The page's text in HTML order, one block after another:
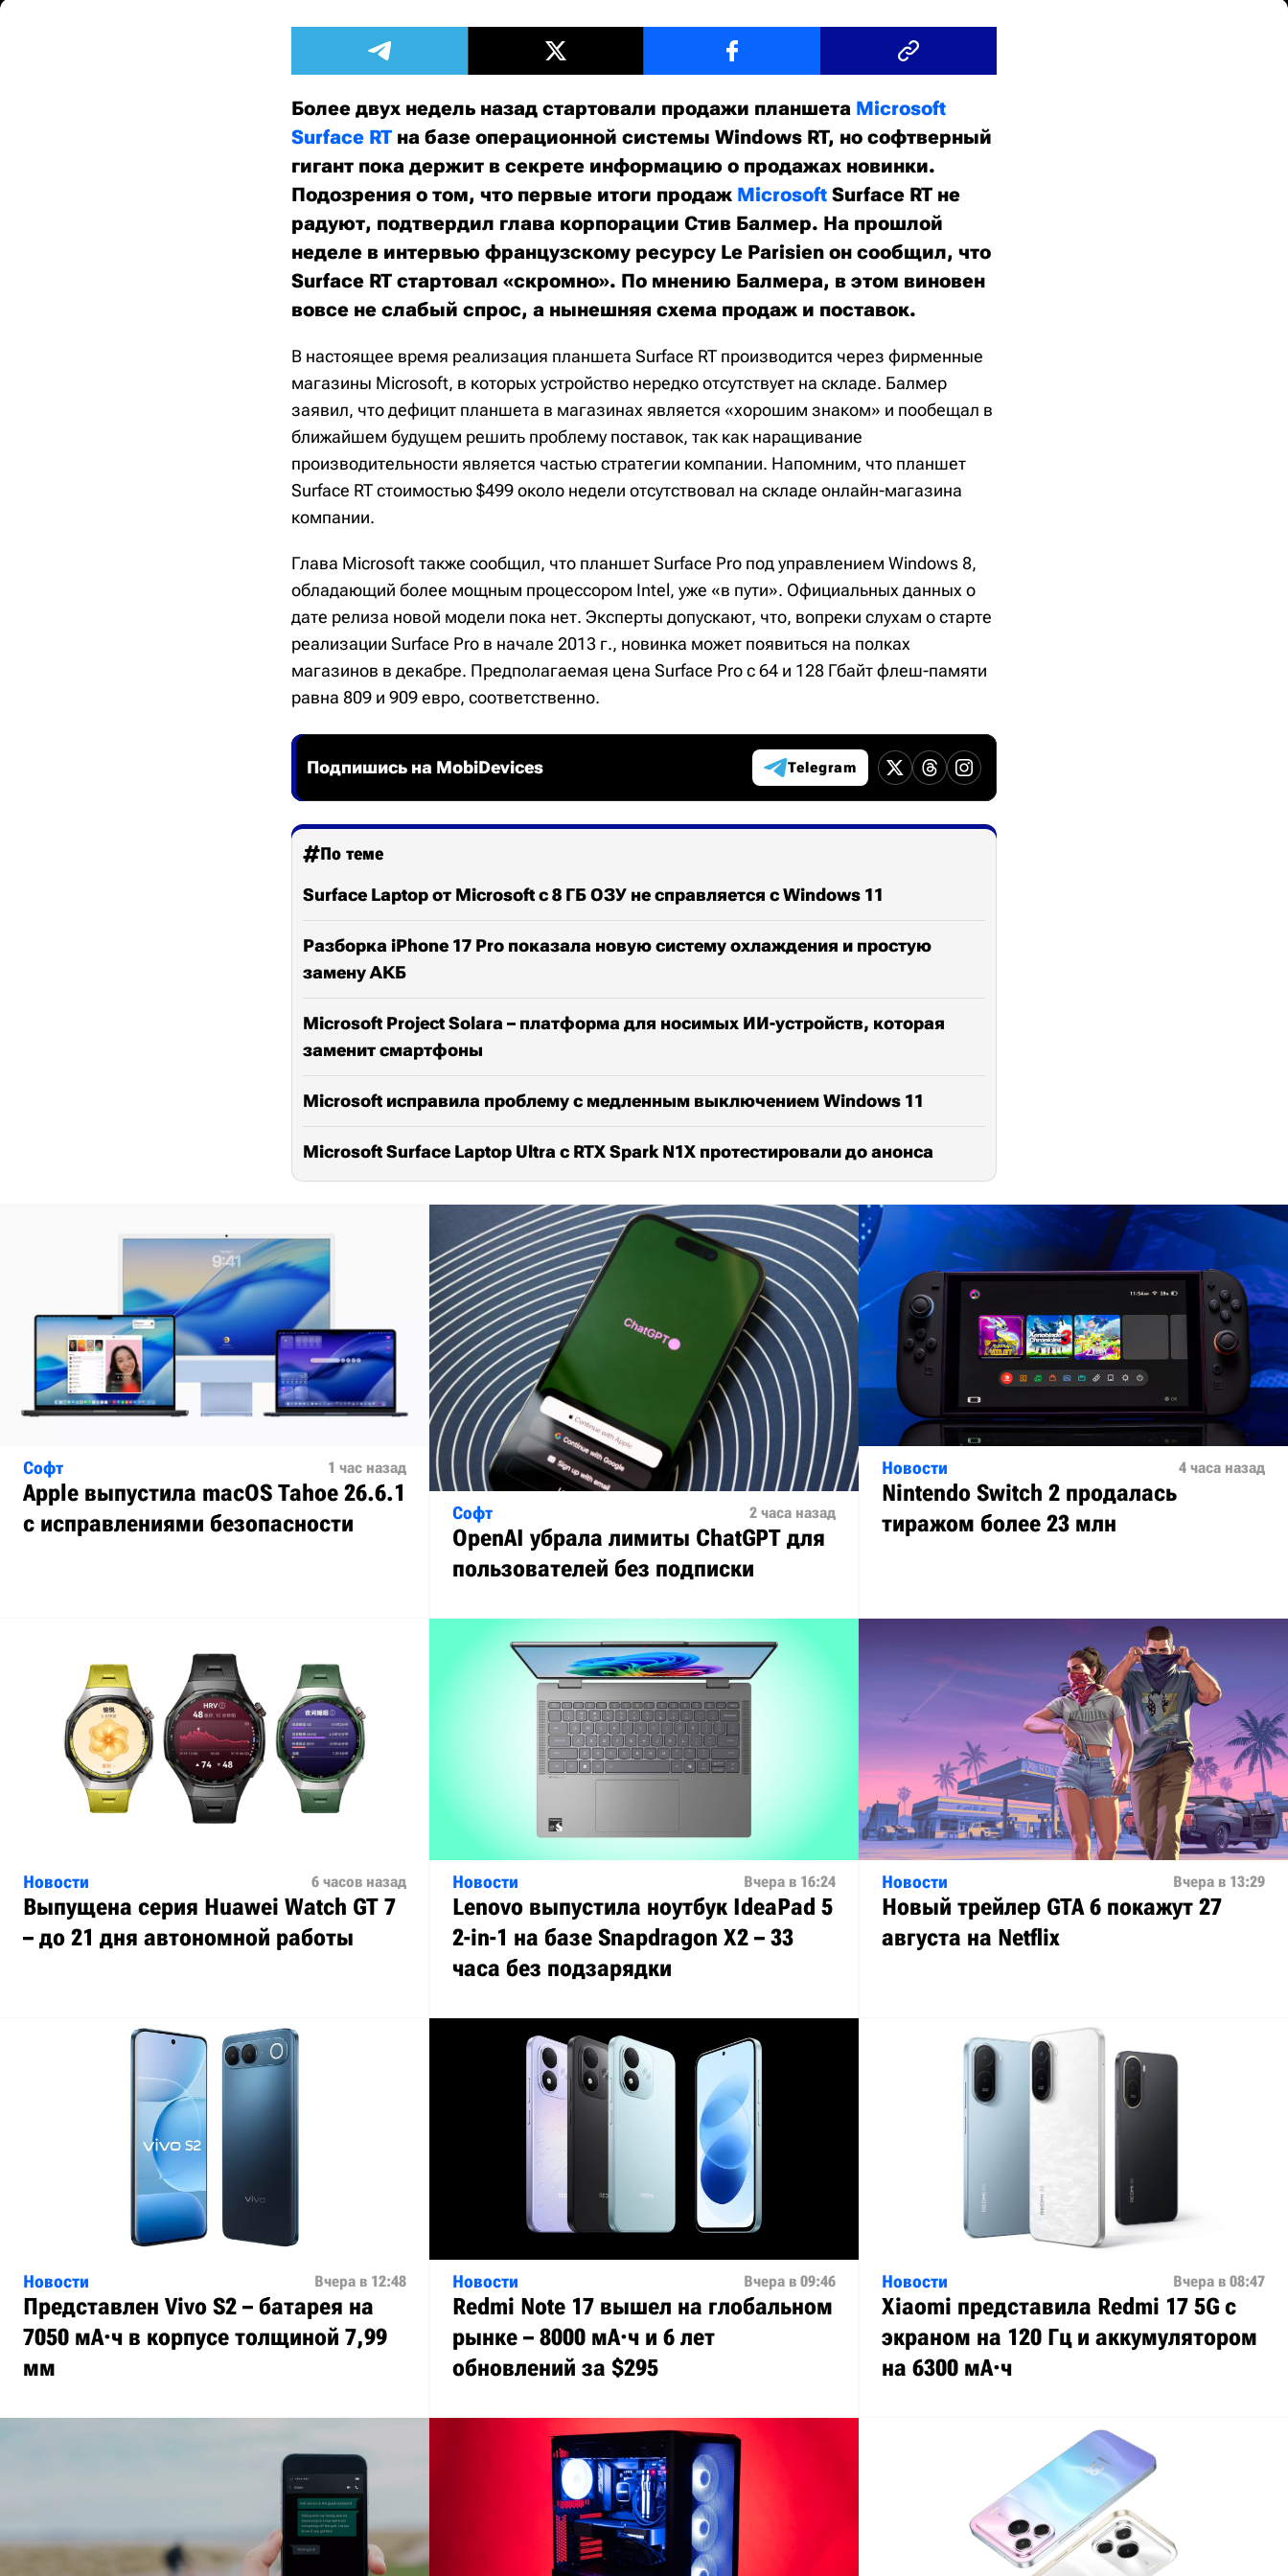
Более двух недель назад стартовали продажи планшета Microsoft
Surface RT на базе операционной системы Windows RT, но софтверный
гигант пока держит в секрете информацию о продажах новинки.
Подозрения о том, что первые итоги продаж Microsoft Surface RT не
радуют, подтвердил глава корпорации Стив Балмер. На прошлой
неделе в интервью французскому ресурсу Le Parisien он сообщил, что
Surface RT стартовал «скромно». По мнению Балмера, в этом виновен
вовсе не слабый спрос, а нынешняя схема продаж и поставок.
В настоящее время реализация планшета Surface RT производится через фирменные
магазины Microsoft, в которых устройство нередко отсутствует на складе. Балмер
заявил, что дефицит планшета в магазинах является «хорошим знаком» и пообещал в
ближайшем будущем решить проблему поставок, так как наращивание
производительности является частью стратегии компании. Напомним, что планшет
Surface RT стоимостью $499 около недели отсутствовал на складе онлайн-магазина
компании.
Глава Microsoft также сообщил, что планшет Surface Pro под управлением Windows 8,
обладающий более мощным процессором Intel, уже «в пути». Официальных данных о
дате релиза новой модели пока нет. Эксперты допускают, что, вопреки слухам о старте
реализации Surface Pro в начале 2013 г., новинка может появиться на полках
магазинов в декабре. Предполагаемая цена Surface Pro с 64 и 128 Гбайт флеш-памяти
равна 809 и 909 евро, соответственно.
Подпишись на MobiDevices Telegram
По теме
Surface Laptop от Microsoft с 8 ГБ ОЗУ не справляется с Windows 11
Разборка iPhone 17 Pro показала новую систему охлаждения и простую
замену АКБ
Microsoft Project Solara – платформа для носимых ИИ-устройств, которая
заменит смартфоны
Microsoft исправила проблему с медленным выключением Windows 11
Microsoft Surface Laptop Ultra с RTX Spark N1X протестировали до анонса
Софт 1 час назад
Apple выпустила macOS Tahoe 26.6.1
с исправлениями безопасности
Софт 2 часа назад
OpenAI убрала лимиты ChatGPT для
пользователей без подписки
Новости 4 часа назад
Nintendo Switch 2 продалась
тиражом более 23 млн
Новости 6 часов назад
Выпущена серия Huawei Watch GT 7
– до 21 дня автономной работы
Новости Вчера в 16:24
Lenovo выпустила ноутбук IdeaPad 5
2-in-1 на базе Snapdragon X2 – 33
часа без подзарядки
Новости Вчера в 13:29
Новый трейлер GTA 6 покажут 27
августа на Netflix
Новости Вчера в 12:48
Представлен Vivo S2 – батарея на
7050 мА·ч в корпусе толщиной 7,99
мм
Новости Вчера в 09:46
Redmi Note 17 вышел на глобальном
рынке – 8000 мА·ч и 6 лет
обновлений за $295
Новости Вчера в 08:47
Xiaomi представила Redmi 17 5G с
экраном на 120 Гц и аккумулятором
на 6300 мА·ч